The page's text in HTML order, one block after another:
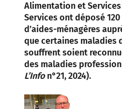
Alimentation et Services
Services ont déposé
d’aides-ménagères
que certaines maladies
souffrent soient
des maladies
L’Infon°21, 2024).